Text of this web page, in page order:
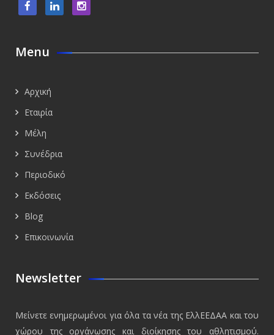
Menu
Αρχική
Εταιρία
Μέλη
Συνέδρια
Περιοδικό
Εκδόσεις
Blog
Επικοινωνία
Newsletter
Μείνετε ενημερωμένοι για όλα τα νέα της ΕλλΕΕΔΑΑ και του
χώρου της οργάνωσης και διοίκησης του αθλητισμού.